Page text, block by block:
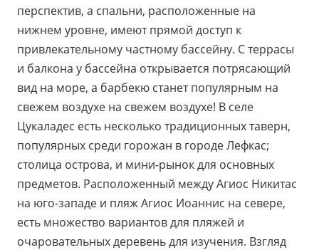
перспектив, а спальни, расположенные на
нижнем уровне, имеют прямой доступ к
привлекательному частному бассейну. С террасы
и балкона у бассейна открывается потрясающий
вид на море, а барбекю станет популярным на
свежем воздухе на свежем воздухе! В селе
Цукаладес есть несколько традиционных таверн,
популярных среди горожан в городе Лефкас;
столица острова, и мини-рынок для основных
предметов. Расположенный между Агиос Никитас
на юго-западе и пляж Агиос Иоаннис на севере,
есть множество вариантов для пляжей и
очаровательных деревень для изучения. Взгляд